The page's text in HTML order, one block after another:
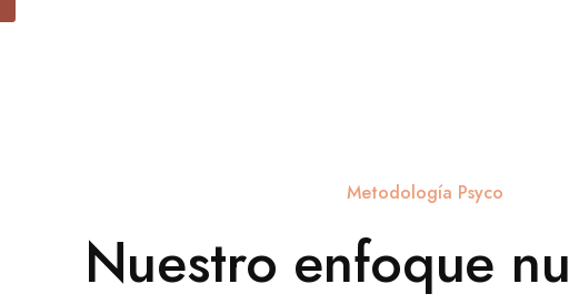
Metodología Psyco
Nuestro enfoque